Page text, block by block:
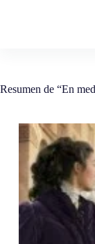
Resumen de “En